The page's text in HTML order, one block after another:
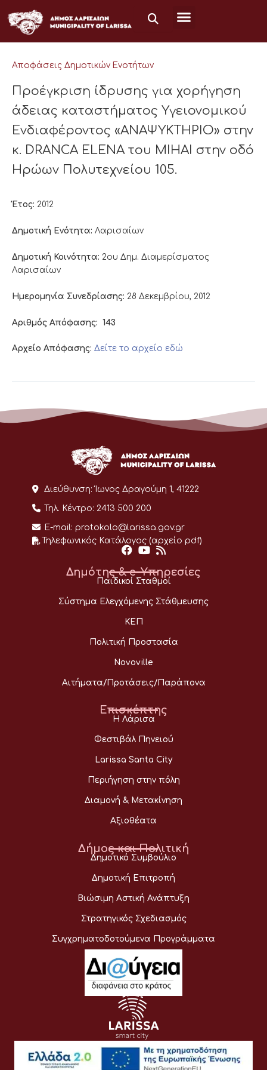
στο
περιεχόμενο
Αποφάσεις Δημοτικών Ενοτήτων
Προέγκριση ίδρυσης για χορήγηση
άδειας καταστήματος Υγειονομικού
Ενδιαφέροντος «ΑΝΑΨΥΚΤΗΡΙΟ» στην
κ. DRANCA ELENA του MIHAI στην οδό
Ηρώων Πολυτεχνείου 105.
Έτος: 2012
Δημοτική Ενότητα: Λαρισαίων
Δημοτική Κοινότητα: 2ου Δημ. Διαμερίσματος
Λαρισαίων
Ημερομηνία Συνεδρίασης: 28 Δεκεμβρίου, 2012
Αριθμός Απόφασης: 143
Αρχείο Απόφασης: Δείτε το αρχείο εδώ
Διεύθυνση: Ίωνος Δραγούμη 1, 41222
Τηλ. Κέντρο: 2413 500 200
E-mail: protokolo@larissa.gov.gr
Τηλεφωνικός Κατάλογος (αρχείο pdf)
Δημότης & e-Υπηρεσίες
Παιδικοί Σταθμοί
Σύστημα Ελεγχόμενης Στάθμευσης
ΚΕΠ
Πολιτική Προστασία
Novoville
Αιτήματα/Προτάσεις/Παράπονα
Επισκέπτης
Η Λάρισα
Φεστιβάλ Πηνειού
Larissa Santa City
Περιήγηση στην πόλη
Διαμονή & Μετακίνηση
Αξιοθέατα
Δήμος και Πολιτική
Δημοτικό Συμβούλιο
Δημοτική Επιτροπή
Βιώσιμη Αστική Ανάπτυξη
Στρατηγικός Σχεδιασμός
Συγχρηματοδοτούμενα Προγράμματα